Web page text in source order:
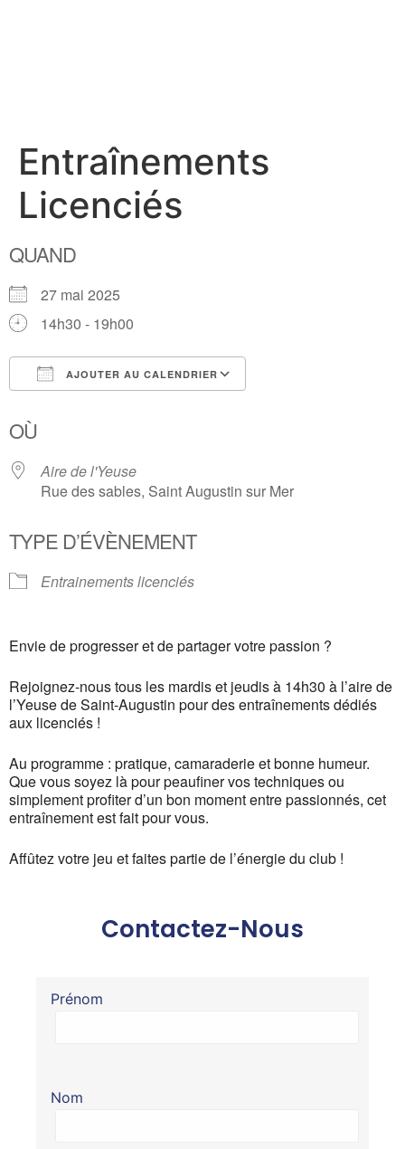
Entraînements
Licenciés
QUAND
27 mai 2025
14h30 - 19h00
AJOUTER AU CALENDRIER
OÙ
Aire de l'Yeuse
Rue des sables, Saint Augustin sur Mer
TYPE D’ÉVÈNEMENT
Entrainements licenciés
Envie de progresser et de partager votre passion ?
Rejoignez-nous tous les mardis et jeudis à 14h30 à l’aire de
l’Yeuse de Saint-Augustin pour des entraînements dédiés
aux licenciés !
Au programme : pratique, camaraderie et bonne humeur.
Que vous soyez là pour peaufiner vos techniques ou
simplement profiter d’un bon moment entre passionnés, cet
entraînement est fait pour vous.
Affûtez votre jeu et faites partie de l’énergie du club !
Contactez-Nous
Prénom
Nom